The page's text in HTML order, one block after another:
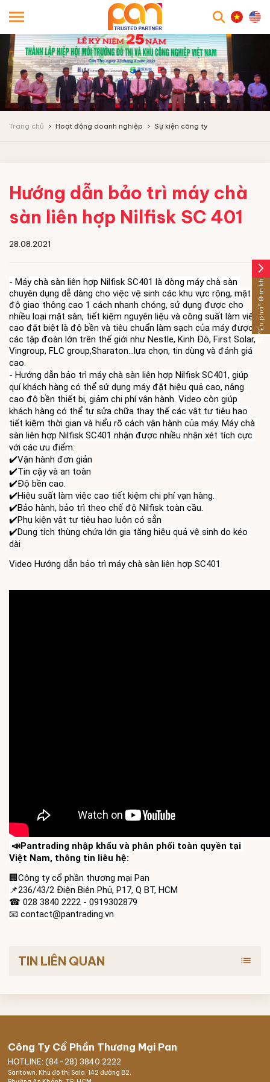
Trang chủ Hoạt động doanh nghiệp Sự kiện công ty
Hướng dẫn bảo trì máy chà
sàn liên hợp Nilfisk SC 401
28.08.2021
- Máy chà sàn liên hợp Nilfisk SC401 là dòng máy chà sàn
chuyên dụng dễ dàng cho việc vệ sinh các khu vực rộng, mật
độ giao thông cao 1 cách nhanh chóng, sử dụng được cho
nhiều loại mặt sàn, tiết kiệm nguyên liệu và công suất làm việc
cao đặt biệt là độ bền và tiêu chuẩn làm sạch của máy được
các tập đoàn lớn trên thế giới như Nestle, Kinh Đô, First Solar,
Vingroup, FLC group,Sharaton...lựa chọn, tin dùng và đánh giá
cao.
- Hướng dẫn bảo trì máy chà sàn liên hợp Nilfisk SC401, giúp
quí khách hàng có thể sử dụng máy đặt hiệu quả cao, nâng
cao độ bền thiết bị, giảm chi phí vận hành. Video còn giúp
khách hàng có thể tự sửa chữa thay thế các vật tư tiêu hao
tiết kiệm thời gian và hiểu rõ cách vận hành của máy. Máy chà
sàn liên hợp Nilfisk SC401 nhận được nhiều nhận xét tích cực
với các ưu điểm:
✔️Vận hành đơn giản
✔️Tin cậy và an toàn
✔️Độ bền cao.
✔️Hiệu suất làm việc cao tiết kiệm chi phí vạn hàng.
✔️Bảo hành, bảo trì theo chế độ Nilfisk toàn cầu.
✔️Dung tích thùng chứa lớn gia tăng hiệu quả vệ sinh do kéo
dài
Video Hướng dẫn bảo trì máy chà sàn liên hợp SC401
Việt Nam, thông tin liêu hệ:
🏢Công ty cổ phần thương mại Pan
📌236/43/2 Điện Biên Phủ, P17, Q BT, HCM
☎ 028 3840 2222 - 0919302879
📧 contact@pantrading.vn
TIN LIÊN QUAN list
Công Ty Cổ Phần Thương Mại Pan
HOTLINE: (84-28) 3840 2222
Saritown, Khu đô thị Sala, 142 đường B2,
arrow_forward_ios
Sáº£n pháº©m khÃ¡c